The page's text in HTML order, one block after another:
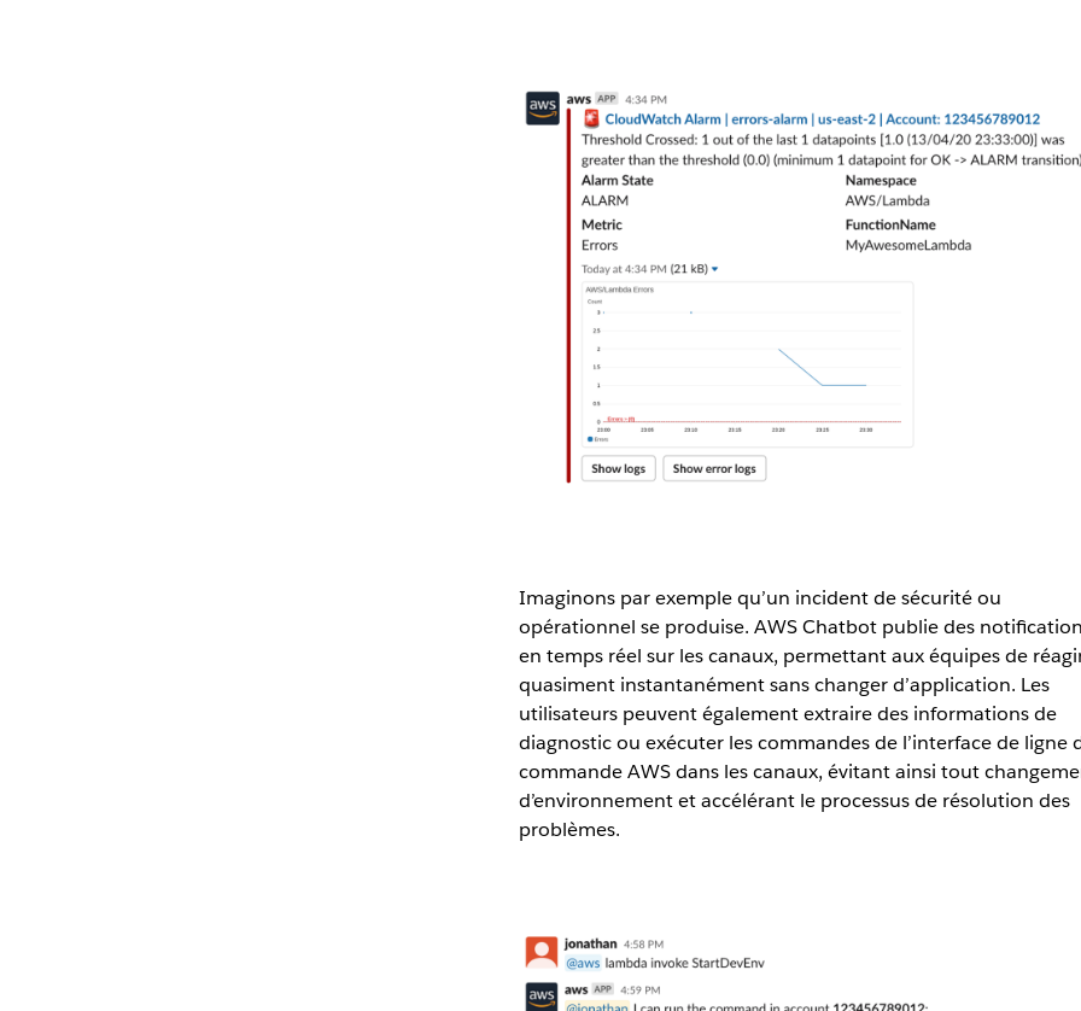
Imaginons par exemple qu’un incident de sécurité ou
opérationnel se produise. AWS Chatbot publie des
en temps réel sur les canaux, permettant aux équipes de
quasiment instantanément sans changer d’application. Les
utilisateurs peuvent également extraire des informations de
diagnostic ou exécuter les commandes de l’interface de ligne
commande AWS dans les canaux, évitant ainsi tout
d’environnement et accélérant le processus de résolution des
problèmes.